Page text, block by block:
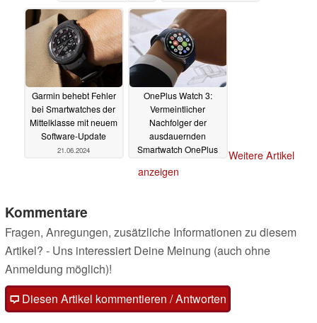
23.06.2024
Garmin behebt Fehler
bei Smartwatches der
Mittelklasse mit neuem
Software-Update
21.06.2024
OnePlus Watch 3:
Vermeintlicher
Nachfolger der
ausdauernden
Smartwatch OnePlus
zeigt sich vorab
Weitere Artikel
anzeigen
Kommentare
Fragen, Anregungen, zusätzliche Informationen zu diesem
Artikel? - Uns interessiert Deine Meinung (auch ohne
Anmeldung möglich)!
Diesen Artikel kommentieren / Antworten